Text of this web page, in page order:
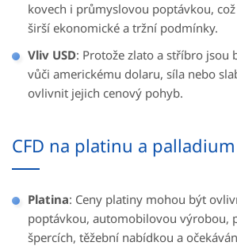
kovech i průmyslovou poptávkou,
širší ekonomické a tržní podmínky.
Vliv USD: Protože zlato a stříbro jsou
vůči americkému dolaru, síla nebo
ovlivnit jejich cenový pohyb.
CFD na platinu a palladium
Platina: Ceny platiny mohou být
poptávkou, automobilovou výrobou,
špercích, těžební nabídkou a